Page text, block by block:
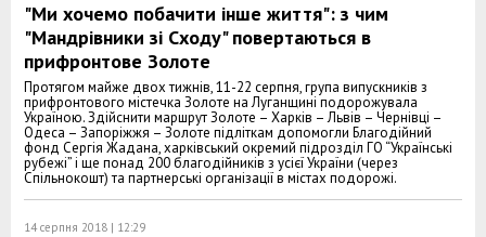
"Ми хочемо побачити інше життя": з чим
"Мандрівники зі Сходу" повертаються в
прифронтове Золоте
Протягом майже двох тижнів, 11-22 серпня, група випускників з
прифронтового містечка Золоте на Луганщині подорожувала
Україною. Здійснити маршрут Золоте – Харків – Львів – Чернівці –
Одеса – Запоріжжя – Золоте підліткам допомогли Благодійний
фонд Сергія Жадана, харківський окремий підрозділ ГО “Українські
рубежі” і ще понад 200 благодійників з усієї України (через
Спільнокошт) та партнерські організації в містах подорожі.
14 серпня 2018 | 12:29